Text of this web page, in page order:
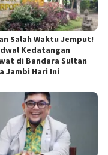
Salah Waktu Jemput!
Kedatangan
di Bandara Sultan
Jambi Hari Ini